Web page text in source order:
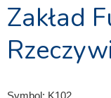
Zakład
Symbol: K102